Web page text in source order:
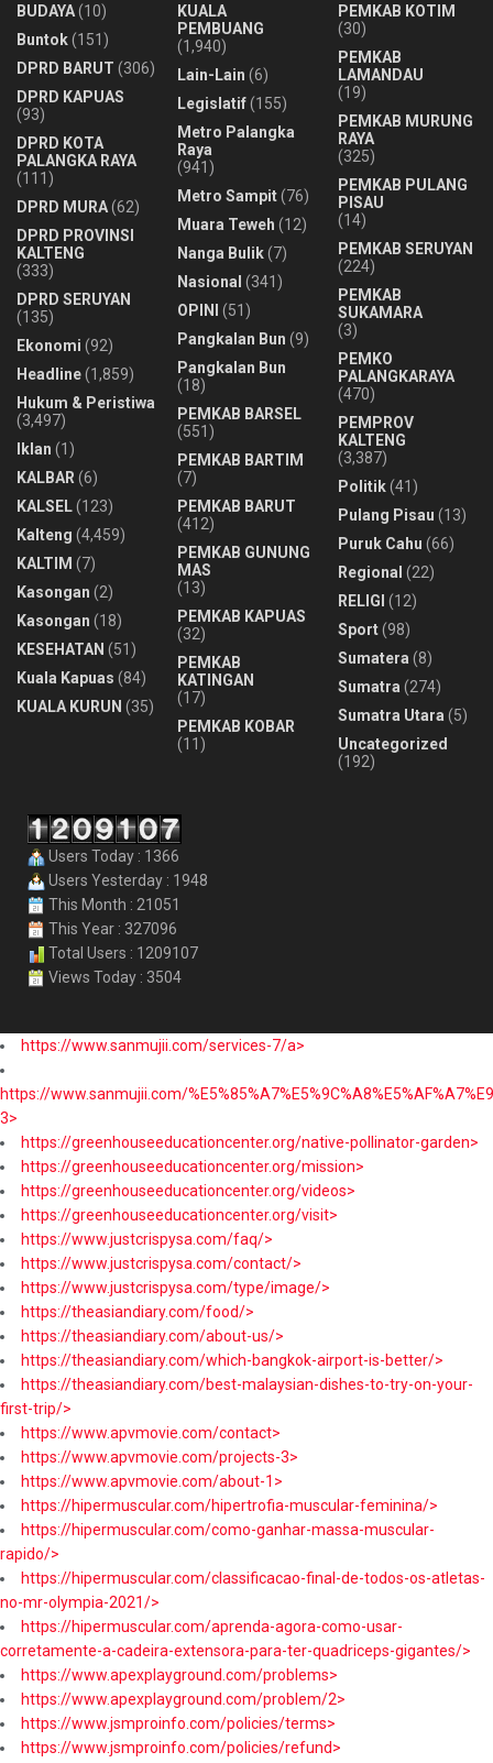
BUDAYA(10)
Buntok(151)
DPRD BARUT (306)
DPRD KAPUAS
(93)
DPRD KOTA
PALANGKA RAYA
(111)
DPRD MURA(62)
DPRD PROVINSI
KALTENG
(333)
DPRD SERUYAN
(135)
Ekonomi (92)
Headline(1,859)
Hukum & Peristiwa
(3,497)
Iklan (1)
KALBAR (6)
KALSEL(123)
Kalteng (4,459)
KALTIM (7)
Kasongan (2)
Kasongan (18)
KESEHATAN (51)
Kuala Kapuas (84)
KUALA KURUN (35)
KUALA
PEMBUANG
(1,940)
Lain-Lain (6)
Legislatif(155)
Metro Palangka
Raya
(941)
Metro Sampit(76)
Muara Teweh (12)
Nanga Bulik(7)
Nasional (341)
OPINI
(51)
Pangkalan Bun (9)
Pangkalan Bun
(18)
PEMKAB BARSEL
(551)
PEMKAB BARTIM
(7)
PEMKAB BARUT
(412)
PEMKAB GUNUNG
MAS
(13)
PEMKAB KAPUAS
(32)
PEMKAB
KATINGAN
(17)
PEMKAB KOBAR
(11)
PEMKAB KOTIM
(30)
PEMKAB
LAMANDAU
(19)
PEMKAB MURUNG
RAYA
(325)
PEMKAB PULANG
PISAU
(14)
PEMKAB SERUYAN
(224)
PEMKAB
SUKAMARA
(3)
PEMKO
PALANGKARAYA
(470)
PEMPROV
KALTENG
(3,387)
Politik(41)
Pulang Pisau (13)
Puruk Cahu (66)
Regional (22)
RELIGI (12)
Sport(98)
Sumatera (8)
Sumatra (274)
Sumatra Utara (5)
Uncategorized
(192)
Users Today : 1366
Users Yesterday : 1948
This Month : 21051
This Year : 327096
Total Users : 1209107
Views Today : 3504
https://www.sanmujii.com/services-7/a>
https://www.sanmujii.com/
3>
https://greenhouseeducationcenter.org/native-pollinator-garden>
https://greenhouseeducationcenter.org/mission>
https://greenhouseeducationcenter.org/videos>
https://greenhouseeducationcenter.org/visit>
https://www.justcrispysa.com/faq/>
https://www.justcrispysa.com/contact/>
https://www.justcrispysa.com/type/image/>
https://theasiandiary.com/food/>
https://theasiandiary.com/about-us/>
https://theasiandiary.com/which-bangkok-airport-is-better/>
https://theasiandiary.com/best-malaysian-dishes-to-try-on-your-
first-trip/>
https://www.apvmovie.com/contact>
https://www.apvmovie.com/projects-3>
https://www.apvmovie.com/about-1>
https://hipermuscular.com/hipertrofia-muscular-feminina/>
https://hipermuscular.com/como-ganhar-massa-muscular-
rapido/>
https://hipermuscular.com/classificacao-final-de-todos-os-atletas-
no-mr-olympia-2021/>
https://hipermuscular.com/aprenda-agora-como-usar-
corretamente-a-cadeira-extensora-para-ter-quadriceps-gigantes/>
https://www.apexplayground.com/problems>
https://www.apexplayground.com/problem/2>
https://www.jsmproinfo.com/policies/terms>
https://www.jsmproinfo.com/policies/refund>